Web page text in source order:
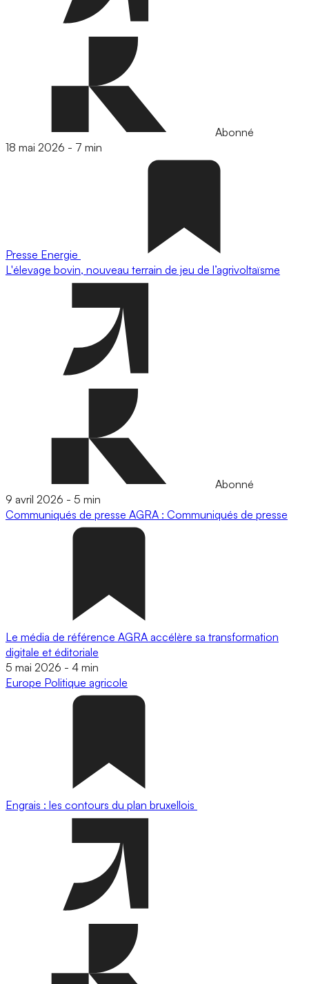
Abonné
18 mai 2026 - 7 min
Presse Energie
L'élevage bovin, nouveau terrain de jeu de l’agrivoltaïsme
Abonné
9 avril 2026 - 5 min
Communiqués de presse AGRA : Communiqués de presse
Le média de référence AGRA accélère sa transformation
digitale et éditoriale
5 mai 2026 - 4 min
Europe Politique agricole
Engrais : les contours du plan bruxellois